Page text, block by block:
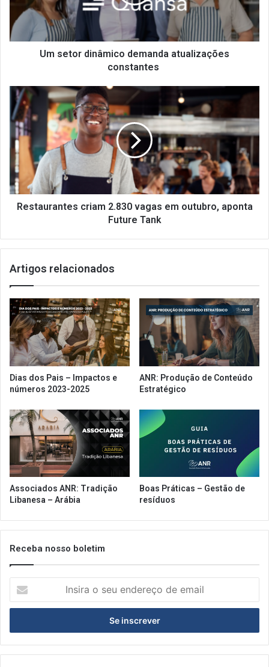
Um setor dinâmico demanda atualizações
constantes
Restaurantes
criam
2.830
vagas
em
outubro,
aponta
Future
Tank
Restaurantes criam 2.830 vagas em outubro, aponta
Future Tank
Artigos relacionados
Dias dos Pais – Impactos e
números 2023-2025
ANR: Produção de Conteúdo
Estratégico
Associados ANR: Tradição
Libanesa – Arábia
Boas Práticas – Gestão de
resíduos
Receba nosso boletim
seu
de
email